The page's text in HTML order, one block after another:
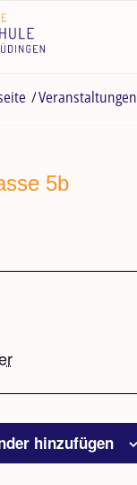
/Veranstaltungen
5b
hinzufügen